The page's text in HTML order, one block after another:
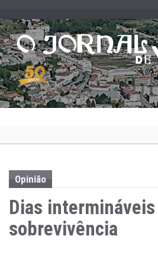
Opinião
Dias
sobrevivência